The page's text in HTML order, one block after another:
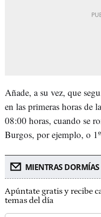
Añade, a su vez, que
en las primeras horas de
08:00 horas, cuando se
Burgos, por ejemplo, o
MIENTRAS DORMÍAS
Apúntate gratis y recibe
temas del día